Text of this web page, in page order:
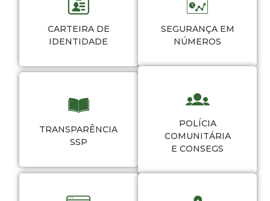
CARTEIRA DE
IDENTIDADE
SEGURANÇA EM
NÚMEROS
TRANSPARÊNCIA
SSP
POLÍCIA
COMUNITÁRIA
E CONSEGS